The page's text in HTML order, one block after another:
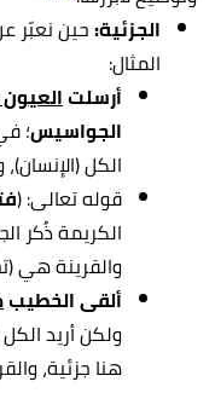
الجزئية:حين نعبّر
المثال:
أرسلتالعيون
الجواسيس؛
الكل
قوله تعالى: (
الكريمة ذُكر
والقرينة هي
ألقى الخطيب
ولكن أريد
هنا جزئية،